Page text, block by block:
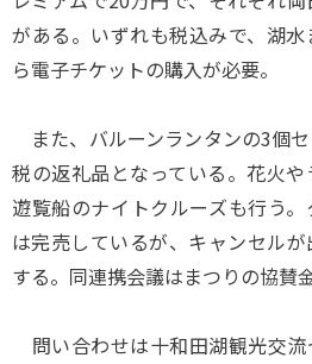
がある。いずれも税込みで、湖
ら電子チケットの購入が必要。
また、バルーンランタンの3個
税の返礼品となっている。花火
遊覧船のナイトクルーズも行う
は完売しているが、キャンセル
する。同連携会議はまつりの協賛
問い合わせは十和田湖観光交